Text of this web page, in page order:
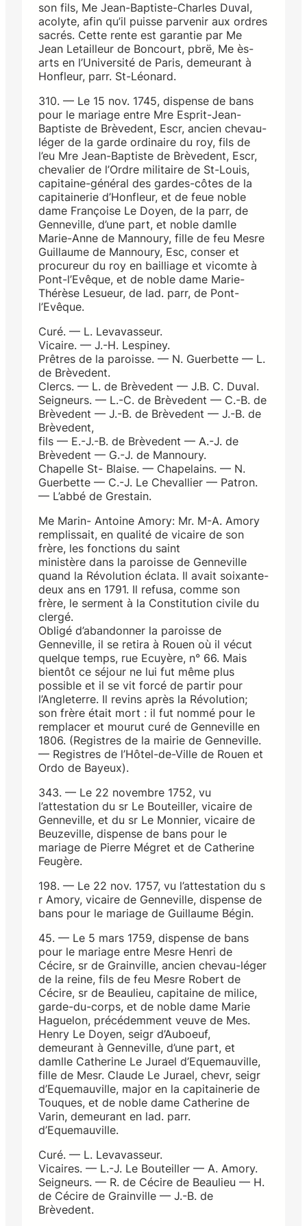
son fils, Me Jean-Baptiste-Charles Duval,
acolyte, afin qu’il puisse parvenir aux ordres
sacrés. Cette rente est garantie par Me
Jean Letailleur de Boncourt, pbrë, Me ès-
arts en l’Université de Paris, demeurant à
Honfleur, parr. St-Léonard.
310. — Le 15 nov. 1745, dispense de bans
pour le mariage entre Mre Esprit-Jean-
Baptiste de Brèvedent, Escr, ancien chevau-
léger de la garde ordinaire du roy, fils de
l’eu Mre Jean-Baptiste de Brèvedent, Escr,
chevalier de l’Ordre militaire de St-Louis,
capitaine-général des gardes-côtes de la
capitainerie d’Honfleur, et de feue noble
dame Françoise Le Doyen, de la parr, de
Genneville, d’une part, et noble damlle
Marie-Anne de Mannoury, fille de feu Mesre
Guillaume de Mannoury, Esc, conser et
procureur du roy en bailliage et vicomte à
Pont-l’Evêque, et de noble dame Marie-
Thérèse Lesueur, de lad. parr, de Pont-
l’Evêque.
Curé. — L. Levavasseur.
Vicaire. — J.-H. Lespiney.
Prêtres de la paroisse. — N. Guerbette — L.
de Brèvedent.
Clercs. — L. de Brèvedent — J.B. C. Duval.
Seigneurs. — L.-C. de Brèvedent — C.-B. de
Brèvedent — J.-B. de Brèvedent — J.-B. de
Brèvedent,
fils — E.-J.-B. de Brèvedent — A.-J. de
Brèvedent — G.-J. de Mannoury.
Chapelle St- Blaise. — Chapelains. — N.
Guerbette — C.-J. Le Chevallier — Patron.
— L’abbé de Grestain.
Me Marin- Antoine Amory: Mr. M-A. Amory
remplissait, en qualité de vicaire de son
frère, les fonctions du saint
ministère dans la paroisse de Genneville
quand la Révolution éclata. Il avait soixante-
deux ans en 1791. Il refusa, comme son
frère, le serment à la Constitution civile du
clergé.
Obligé d’abandonner la paroisse de
Genneville, il se retira à Rouen où il vécut
quelque temps, rue Ecuyère, n° 66. Mais
bientôt ce séjour ne lui fut même plus
possible et il se vit forcé de partir pour
l’Angleterre. Il revins après la Révolution;
son frère était mort : il fut nommé pour le
remplacer et mourut curé de Genneville en
1806. (Registres de la mairie de Genneville.
— Registres de l’Hôtel-de-Ville de Rouen et
Ordo de Bayeux).
343. — Le 22 novembre 1752, vu
l’attestation du sr Le Bouteiller, vicaire de
Genneville, et du sr Le Monnier, vicaire de
Beuzeville, dispense de bans pour le
mariage de Pierre Mégret et de Catherine
Feugère.
198. — Le 22 nov. 1757, vu l’attestation du s
r Amory, vicaire de Genneville, dispense de
bans pour le mariage de Guillaume Bégin.
45. — Le 5 mars 1759, dispense de bans
pour le mariage entre Mesre Henri de
Cécire, sr de Grainville, ancien chevau-léger
de la reine, fils de feu Mesre Robert de
Cécire, sr de Beaulieu, capitaine de milice,
garde-du-corps, et de noble dame Marie
Haguelon, précédemment veuve de Mes.
Henry Le Doyen, seigr d’Auboeuf,
demeurant à Genneville, d’une part, et
damlle Catherine Le Jurael d’Equemauville,
fille de Mesr. Claude Le Jurael, chevr, seigr
d’Equemauville, major en la capitainerie de
Touques, et de noble dame Catherine de
Varin, demeurant en lad. parr.
d’Equemauville.
Curé. — L. Levavasseur.
Vicaires. — L.-J. Le Bouteiller — A. Amory.
Seigneurs. — R. de Cécire de Beaulieu — H.
de Cécire de Grainville — J.-B. de
Brèvedent.